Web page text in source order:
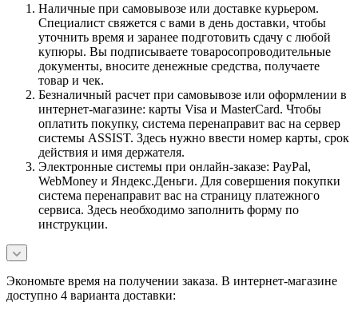
Наличные при самовывозе или доставке курьером.
Специалист свяжется с вами в день доставки, чтобы
уточнить время и заранее подготовить сдачу с любой
купюры. Вы подписываете товаросопроводительные
документы, вносите денежные средства, получаете
товар и чек.
Безналичный расчет при самовывозе или оформлении в
интернет-магазине: карты Visa и MasterCard. Чтобы
оплатить покупку, система перенаправит вас на сервер
системы ASSIST. Здесь нужно ввести номер карты, срок
действия и имя держателя.
Электронные системы при онлайн-заказе: PayPal,
WebMoney и Яндекс.Деньги. Для совершения покупки
система перенаправит вас на страницу платежного
сервиса. Здесь необходимо заполнить форму по
инструкции.
Экономьте время на получении заказа. В интернет-магазине
доступно 4 варианта доставки: